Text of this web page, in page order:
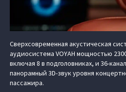
Сверхсовременная акустическая
аудиосистема VOYAH мощностью
включая 8 в подголовниках, и 36-
панорамный 3D-звук уровня
пассажира.